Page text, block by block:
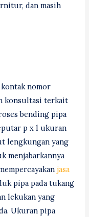
dan masih
kontak nomor
konsultasi terkait
bending pipa
p x l ukuran
lengkungan yang
menjabarkannya
jasa
pipa pada tukang
lekukan yang
Ukuran pipa